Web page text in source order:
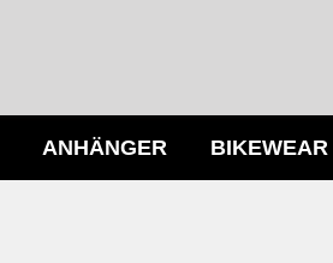
ANHÄNGER BIKEWEAR